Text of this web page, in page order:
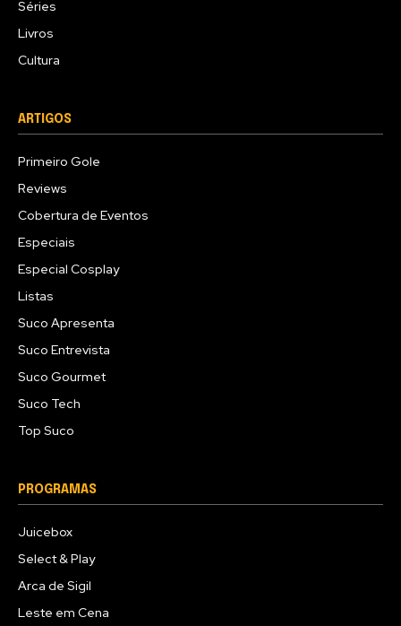
Séries
Livros
Cultura
ARTIGOS
Primeiro Gole
Reviews
Cobertura de Eventos
Especiais
Especial Cosplay
Listas
Suco Apresenta
Suco Entrevista
Suco Gourmet
Suco Tech
Top Suco
PROGRAMAS
Juicebox
Select & Play
Arca de Sigil
Leste em Cena